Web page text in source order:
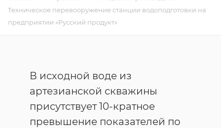
Техническое перевооружение станции водоподготовки на
предприятии «Русский продукт»
В исходной воде из
артезианской скважины
присутствует 10-кратное
превышение показателей по